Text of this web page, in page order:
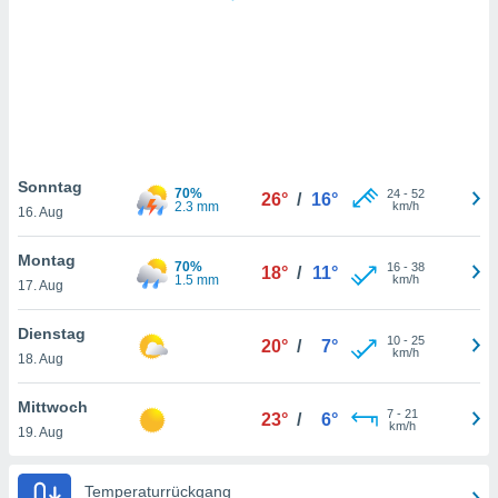
nicht
von
und
auf
klicken.
und
Sonntag
16. Aug
70%
2.3 mm
26° / 16° 24- 52
km/h
Montag
17. Aug
70%
1.5 mm
18° / 11° 16- 38
km/h
Dienstag
18. Aug
20° / 7° 10- 25
km/h
Mittwoch
19. Aug
23° / 6° 7- 21
km/h
Temperaturrückgang